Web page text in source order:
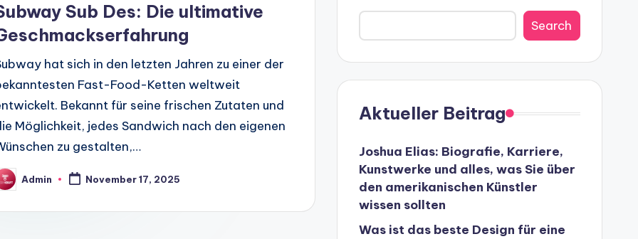
Sub Des: Die ultimative
hat sich in den letzten Jahren zu einer der
Fast-Food-Ketten weltweit
Bekannt für seine frischen Zutaten und
Möglichkeit, jedes Sandwich nach den eigenen
zu gestalten,…
Admin November 17, 2025
Search
Aktueller Beitrag
Joshua Elias: Biografie, Karriere,
Kunstwerke und alles, was Sie über
den amerikanischen Künstler
wissen sollten
Was ist das beste Design für eine